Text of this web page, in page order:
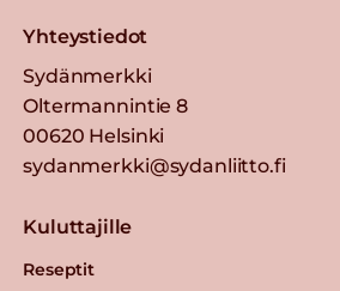
Yhteystiedot
Sydänmerkki
Oltermannintie 8
00620 Helsinki
sydanmerkki@sydanliitto.fi
Kuluttajille
Reseptit